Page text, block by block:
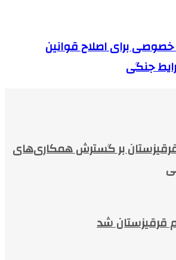
برای اصلاح قوانین
جنگی
قرقیزستان بر گسترش همکاری‌های
قرقیزستان شد